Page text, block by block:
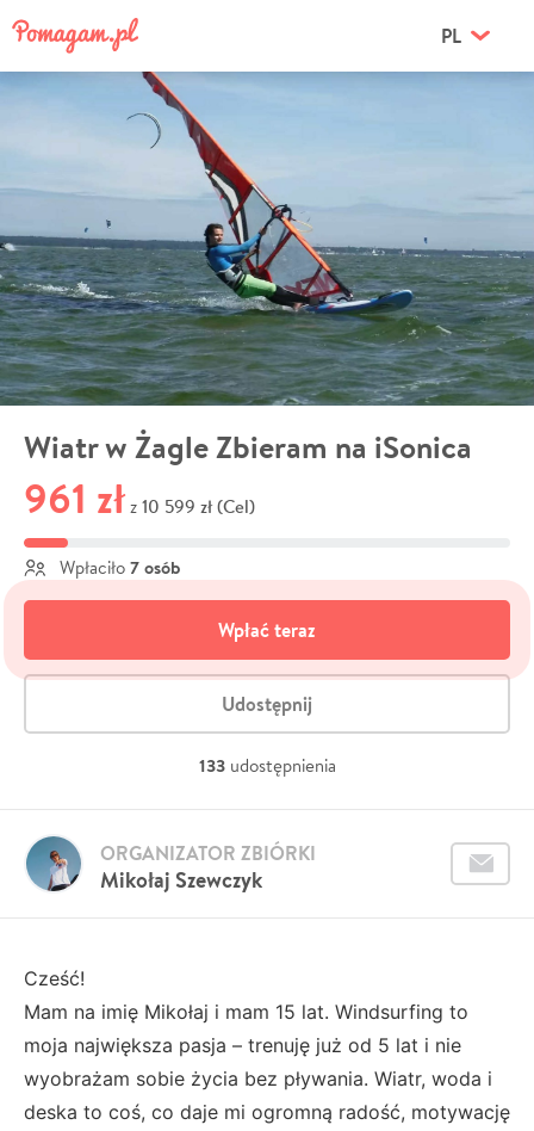
PL
Wiatr w Żagle Zbieram na iSonica
961 zł z 10 599 zł (Cel)
Wpłaciło 7 osób
Wpłać teraz
Udostępnij
133 udostępnienia
Mikołaj Szewczyk
ORGANIZATOR ZBIÓRKI
Cześć!
Mam na imię Mikołaj i mam 15 lat. Windsurfing to
moja największa pasja – trenuję już od 5 lat i nie
wyobrażam sobie życia bez pływania. Wiatr, woda i
deska to coś, co daje mi ogromną radość, motywację